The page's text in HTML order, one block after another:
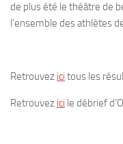
de plus été le théâtre de
l’ensemble des athlètes
Retrouvez ici tous les
Retrouvez ici le débrief